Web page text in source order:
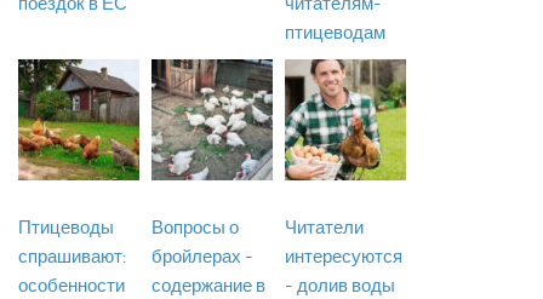
птицеводам
Птицеводы
спрашивают:
особенности
Вопросы о
бройлерах -
содержание в
Читатели
интересуются
- долив воды